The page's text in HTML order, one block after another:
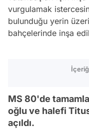
vurgulamak
bulunduğu yerin
bahçelerinde inşa
MS 80'de
oğlu ve halefi
açıldı.